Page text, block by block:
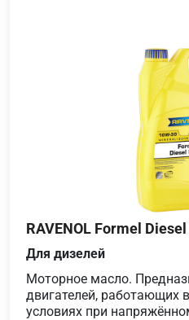
RAVENOL Formel
Для дизелей
Моторное масло.
двигателей, работающих
условиях при